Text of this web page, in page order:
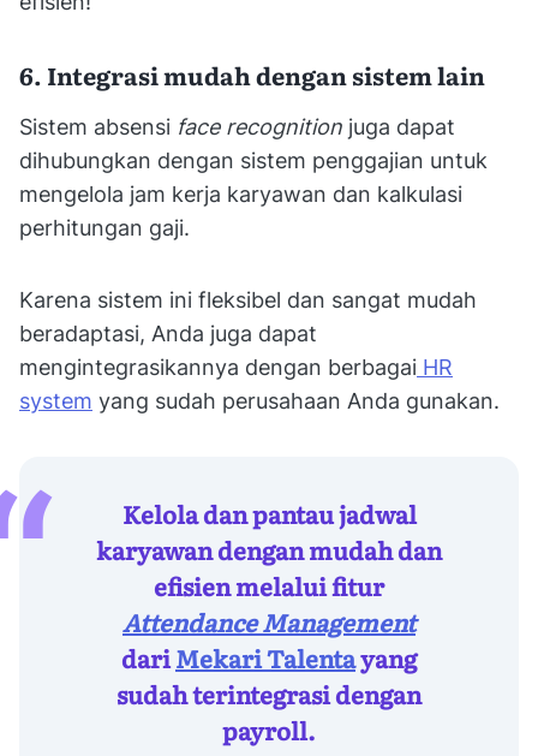
6. Integrasi mudah dengan sistem lain
Sistem absensi face recognition juga dapat
dihubungkan dengan sistem penggajian untuk
mengelola jam kerja karyawan dan kalkulasi
perhitungan gaji.
Karena sistem ini fleksibel dan sangat mudah
beradaptasi, Anda juga dapat
mengintegrasikannya dengan berbagai HR
system yang sudah perusahaan Anda gunakan.
Kelola dan pantau jadwal
karyawan dengan mudah dan
efisien melalui fitur
Attendance Management
dariMekari Talentayang
sudah terintegrasi dengan
payroll.